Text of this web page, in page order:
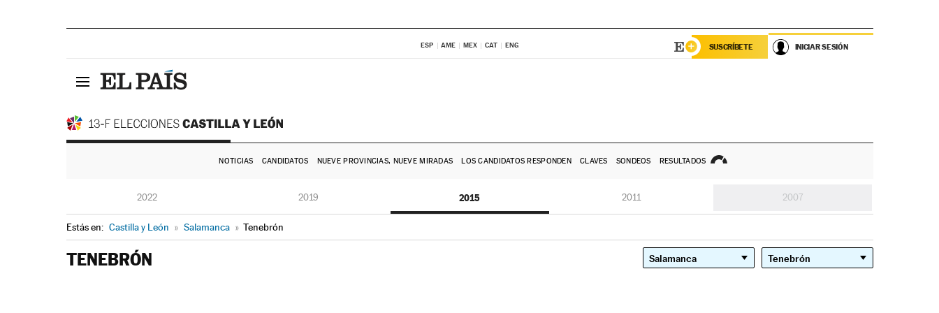
ESP AME MEX CAT ENG SUSCRÍBETE INICIAR SESIÓN
NOTICIAS CANDIDATOS NUEVE PROVINCIAS, NUEVE MIRADAS LOS CANDIDATOS RESPONDEN CLAVES SONDEOS RESULTADOS
2022 2019 2015 2011 2007
Estás en: Castilla y León » Salamanca » Tenebrón
TENEBRÓN